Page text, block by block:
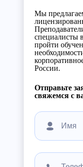
Мы
специалисты
пройти
России.
Отправьте
свяжемся с